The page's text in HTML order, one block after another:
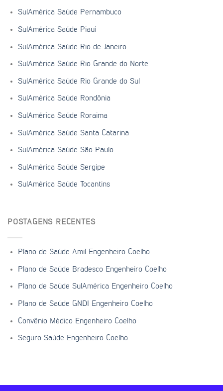
SulAmérica Saúde Pernambuco
SulAmérica Saúde Piauí
SulAmérica Saúde Rio de Janeiro
SulAmérica Saúde Rio Grande do Norte
SulAmérica Saúde Rio Grande do Sul
SulAmérica Saúde Rondônia
SulAmérica Saúde Roraima
SulAmérica Saúde Santa Catarina
SulAmérica Saúde São Paulo
SulAmérica Saúde Sergipe
SulAmérica Saúde Tocantins
POSTAGENS RECENTES
Plano de Saúde Amil Engenheiro Coelho
Plano de Saúde Bradesco Engenheiro Coelho
Plano de Saúde SulAmérica Engenheiro Coelho
Plano de Saúde GNDI Engenheiro Coelho
Convênio Médico Engenheiro Coelho
Seguro Saúde Engenheiro Coelho